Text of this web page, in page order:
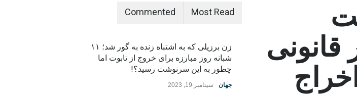
قانونی
Most Read
Commented
زن برزیلی که به اشتباه زنده به گور شد؛ ۱۱
شبانه روز مبارزه برای خروج از تابوت اما
چطور به این سرنوشت رسید؟!
جهان سپتامبر 19, 2023